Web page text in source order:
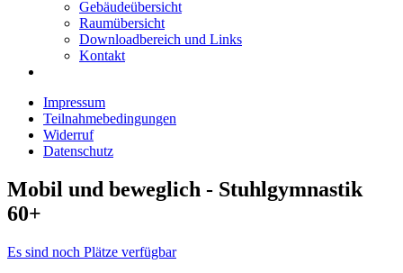
Gebäudeübersicht
Raumübersicht
Downloadbereich und Links
Kontakt
Impressum
Teilnahmebedingungen
Widerruf
Datenschutz
Mobil und beweglich - Stuhlgymnastik
60+
Es sind noch Plätze verfügbar